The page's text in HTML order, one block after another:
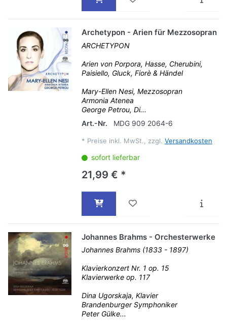
Archetypon - Arien für Mezzosopran
ARCHETYPON
Arien von Porpora, Hasse, Cherubini,
Paisiello, Gluck, Fiorè & Händel
Mary-Ellen Nesi, Mezzosopran
Armonia Atenea
George Petrou, Di...
Art.-Nr.
MDG 909 2064-6
* Preise inkl. MwSt., zzgl. Versandkosten
sofort lieferbar
21,99 € *
Johannes Brahms - Orchesterwerke
Johannes Brahms (1833 - 1897)
Klavierkonzert Nr. 1 op. 15
Klavierwerke op. 117
Dina Ugorskaja, Klavier
Brandenburger Symphoniker
Peter Gülke...